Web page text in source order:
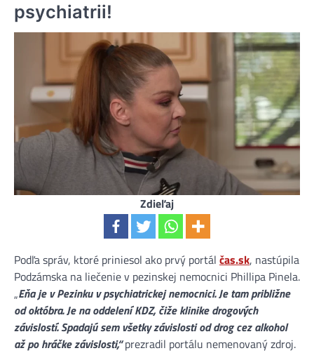
psychiatrii!
Zdieľaj
​Podľa správ, ktoré priniesol ako prvý portál čas.sk, nastúpila
Podzámska na liečenie v pezinskej nemocnici Phillipa Pinela.
„Eňa je v Pezinku v psychiatrickej nemocnici. Je tam približne
od októbra. Je na oddelení KDZ, čiže klinike drogových
závislostí. Spadajú sem všetky závislosti od drog cez alkohol
až po hráčke závislosti,“prezradil portálu nemenovaný zdroj.